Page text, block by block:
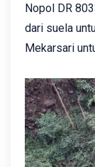
Nopol DR
dari suela
Mekarsari